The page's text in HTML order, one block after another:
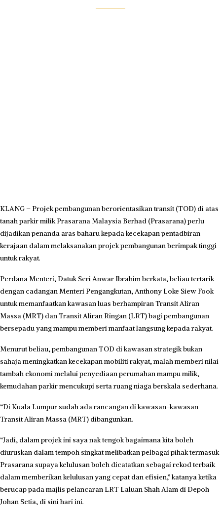
KLANG – Projek pembangunan berorientasikan transit (TOD) di atas
tanah parkir milik Prasarana Malaysia Berhad (Prasarana) perlu
dijadikan penanda aras baharu kepada kecekapan pentadbiran
kerajaan dalam melaksanakan projek pembangunan berimpak tinggi
untuk rakyat.
Perdana Menteri, Datuk Seri Anwar Ibrahim berkata, beliau tertarik
dengan cadangan Menteri Pengangkutan, Anthony Loke Siew Fook
untuk memanfaatkan kawasan luas berhampiran Transit Aliran
Massa (MRT) dan Transit Aliran Ringan (LRT) bagi pembangunan
bersepadu yang mampu memberi manfaat langsung kepada rakyat.
Menurut beliau, pembangunan TOD di kawasan strategik bukan
sahaja meningkatkan kecekapan mobiliti rakyat, malah memberi nilai
tambah ekonomi melalui penyediaan perumahan mampu milik,
kemudahan parkir mencukupi serta ruang niaga berskala sederhana.
“Di Kuala Lumpur sudah ada rancangan di kawasan-kawasan
Transit Aliran Massa (MRT) dibangunkan.
“Jadi, dalam projek ini saya nak tengok bagaimana kita boleh
diuruskan dalam tempoh singkat melibatkan pelbagai pihak termasuk
Prasarana supaya kelulusan boleh dicatatkan sebagai rekod terbaik
dalam memberikan kelulusan yang cepat dan efisien,” katanya ketika
berucap pada majlis pelancaran LRT Laluan Shah Alam di Depoh
Johan Setia, di sini hari ini.